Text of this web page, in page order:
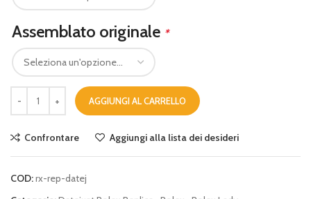
Assemblato originale *
AGGIUNGI AL CARRELLO
Confrontare Aggiungi alla lista dei desideri
COD:rx-rep-datej